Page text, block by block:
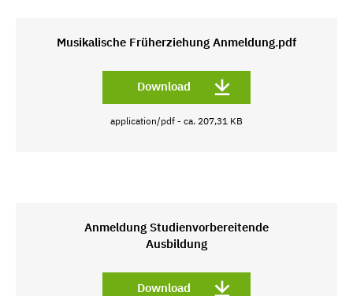
Musikalische Früherziehung Anmeldung.pdf
Download
application/pdf - ca. 207,31 KB
Anmeldung Studienvorbereitende
Ausbildung
Download